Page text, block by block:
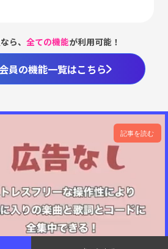
ら、全ての機能が利用可能！
員の機能一覧はこちら
記事を読む